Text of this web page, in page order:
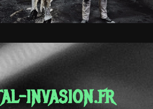
INVASION.FR